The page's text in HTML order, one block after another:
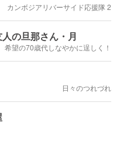
カンボジアリバーサイド応援隊 2
の旦那さん・月
希望の70歳代しなやかに逞しく！
日々のつれづれ